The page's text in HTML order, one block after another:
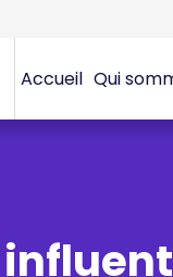
Accueil Qui